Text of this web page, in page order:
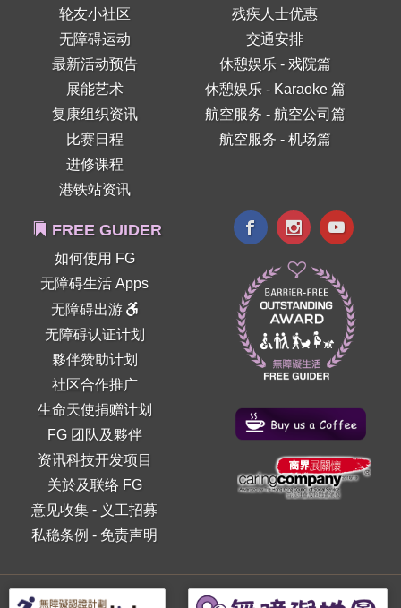
轮友小社区
无障碍运动
最新活动预告
展能艺术
复康组织资讯
比赛日程
进修课程
港铁站资讯
残疾人士优惠
交通安排
休憩娱乐 - 戏院篇
休憩娱乐 - Karaoke 篇
航空服务 - 航空公司篇
航空服务 - 机场篇
FREE GUIDER
如何使用 FG
无障碍生活 Apps
无障碍出游
无障碍认证计划
夥伴赞助计划
社区合作推广
生命天使捐赠计划
FG 团队及夥伴
资讯科技开发项目
关於及联络 FG
意见收集 - 义工招募
私稳条例 - 免责声明